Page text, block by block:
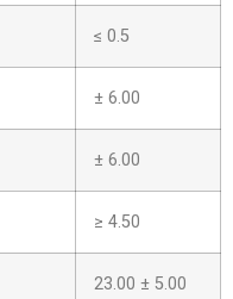
≤ 0.5
± 6.00
± 6.00
≥ 4.50
23.00 ± 5.00